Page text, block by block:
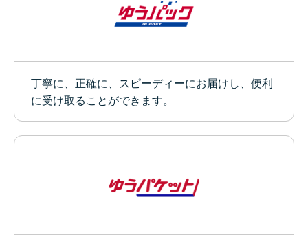
丁寧に、正確に、スピーディーにお届けし、便利
に受け取ることができます。